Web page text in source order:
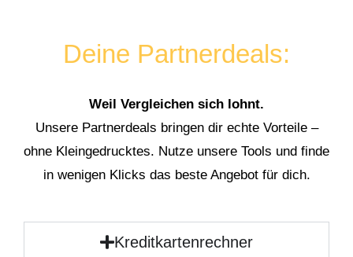
Deine Partnerdeals:
Weil Vergleichen sich lohnt.
Unsere Partnerdeals bringen dir echte Vorteile –
ohne Kleingedrucktes. Nutze unsere Tools und finde
in wenigen Klicks das beste Angebot für dich.
Kreditkartenrechner